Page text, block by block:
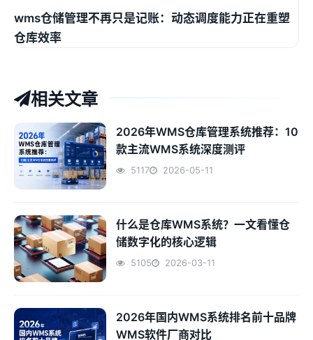
wms仓储管理不再只是记账：动态调度能力正在重塑
仓库效率
相关文章
2026年WMS仓库管理系统推荐：10
款主流WMS系统深度测评
5117 2026-05-11
什么是仓库WMS系统？一文看懂仓
储数字化的核心逻辑
5105 2026-03-11
2026年国内WMS系统排名前十品牌
WMS软件厂商对比